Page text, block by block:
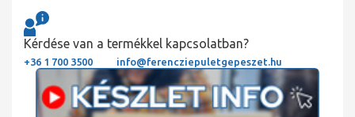
Kérdése van a termékkel kapcsolatban?
+36 1 700 3500 info@ferencziepuletgepeszet.hu